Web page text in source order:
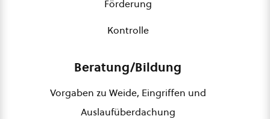
Förderung
Kontrolle
Beratung/Bildung
Vorgaben zu Weide, Eingriffen und
Auslaufüberdachung